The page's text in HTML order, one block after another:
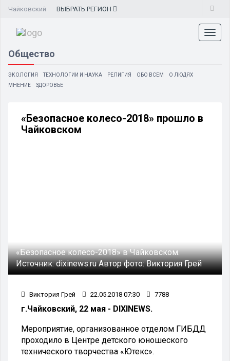
Чайковский ВЫБРАТЬ РЕГИОН
Общество
ЭКОЛОГИЯ ТЕХНОЛОГИИ И НАУКА РЕЛИГИЯ ОБО ВСЕМ
О ЛЮДЯХ
МНЕНИЕ
ЗДОРОВЬЕ
«Безопасное колесо-2018» прошло в
Чайковском
«Безопасное колесо-2018» в Чайковском.
Источник:dixinews.ruАвтор фото:Виктория Грей
Виктория Грей 22.05.2018 07:30 7788
г.Чайковский, 22 мая - DIXINEWS.
Мероприятие, организованное отделом ГИБДД
проходило в Центре детского юношеского
технического творчества «Ютекс».